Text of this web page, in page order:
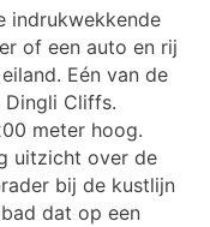
indrukwekkende
of een auto en rij
Eén van de
Cliffs.
meter hoog.
uitzicht over de
bij de kustlijn
dat op een